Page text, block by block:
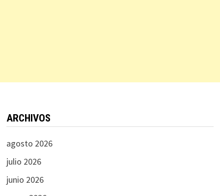
ARCHIVOS
agosto 2026
julio 2026
junio 2026